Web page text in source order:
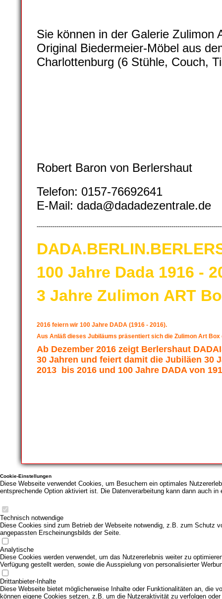
Sie können in der Galerie Zulimon
Original Biedermeier-Möbel aus
Charlottenburg (6 Stühle, Couch,
Robert Baron von Berlershaut
Telefon: 0157-76692641
E-Mail: dada@dadadezentrale.de
100 Jahre Dada 1916 -
3 Jahre Zulimon ART
2016 feiern wir 100 Jahre DADA (1916 - 2016).
Aus Anläß dieses Jubiläums präsentiert sich die Zulimon Art Box
Ab Dezember 2016 zeigt Berlershaut
30 Jahren und feiert damit die Jubiläen 30
2013 bis 2016 und 100 Jahre DADA von
Cookie-Einstellungen
Diese Webseite verwendet Cookies, um Besuchern ein optimales
entsprechende Option aktiviert ist. Die Datenverarbeitung kann dann auch
Technisch notwendige
Diese Cookies sind zum Betrieb der Webseite notwendig, z.B. zum Schutz
angepassten Erscheinungsbilds der Seite.
Analytische
Diese Cookies werden verwendet, um das Nutzererlebnis weiter zu
Verfügung gestellt werden, sowie die Ausspielung von personalisierter
Drittanbieter-Inhalte
Diese Webseite bietet möglicherweise Inhalte oder Funktionalitäten an, die
können eigene Cookies setzen, z.B. um die Nutzeraktivität zu verfolgen